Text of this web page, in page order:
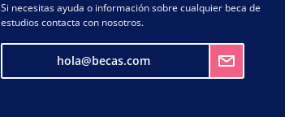
Si necesitas ayuda o información sobre cualquier beca de
estudios contacta con nosotros.
hola@becas.com